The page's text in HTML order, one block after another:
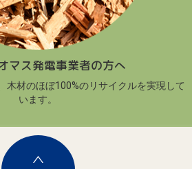
マス発電事業者の方へ
木材のほぼ100%のリサイクルを実現して
います。